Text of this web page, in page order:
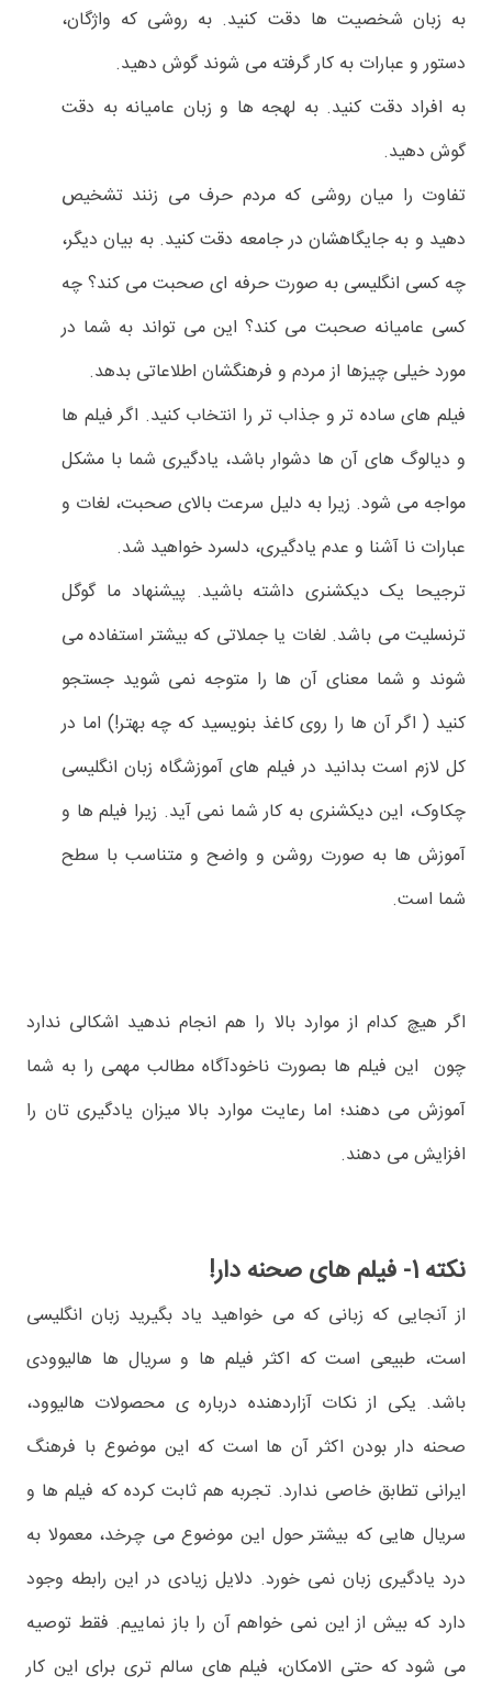
به زبان شخصیت ها دقت کنید. به روشی که واژگان،
دستور و عبارات به کار گرفته می شوند گوش دهید.
به افراد دقت کنید. به لهجه ها و زبان عامیانه به دقت
گوش دهید.
تفاوت را میان روشی که مردم حرف می زنند تشخیص
دهید و به جایگاهشان در جامعه دقت کنید. به بیان دیگر،
چه کسی انگلیسی به صورت حرفه ای صحبت می کند؟ چه
کسی عامیانه صحبت می کند؟ این می تواند به شما در
مورد خیلی چیزها از مردم و فرهنگشان اطلاعاتی بدهد.
فیلم های ساده تر و جذاب تر را انتخاب کنید. اگر فیلم ها
و دیالوگ های آن ها دشوار باشد، یادگیری شما با مشکل
مواجه می شود. زیرا به دلیل سرعت بالای صحبت، لغات و
عبارات نا آشنا و عدم یادگیری، دلسرد خواهید شد.
ترجیحا یک دیکشنری داشته باشید. پیشنهاد ما گوگل
ترنسلیت می باشد. لغات یا جملاتی که بیشتر استفاده می
شوند و شما معنای آن ها را متوجه نمی شوید جستجو
کنید ( اگر آن ها را روی کاغذ بنویسید که چه بهتر!) اما در
کل لازم است بدانید در فیلم های آموزشگاه زبان انگلیسی
چکاوک، این دیکشنری به کار شما نمی آید. زیرا فیلم ها و
آموزش ها به صورت روشن و واضح و متناسب با سطح
شما است.
اگر هیچ کدام از موارد بالا را هم انجام ندهید اشکالی ندارد
چون این فیلم ها بصورت ناخودآگاه مطالب مهمی را به شما
آموزش می دهند؛ اما رعایت موارد بالا میزان یادگیری تان را
افزایش می دهند.
نکته 1- فیلم های صحنه دار!
از آنجایی که زبانی که می خواهید یاد بگیرید زبان انگلیسی
است، طبیعی است که اکثر فیلم ها و سریال ها هالیوودی
باشد. یکی از نکات آزاردهنده درباره ی محصولات هالیوود،
صحنه دار بودن اکثر آن ها است که این موضوع با فرهنگ
ایرانی تطابق خاصی ندارد. تجربه هم ثابت کرده که فیلم ها و
سریال هایی که بیشتر حول این موضوع می چرخد، معمولا به
درد یادگیری زبان نمی خورد. دلایل زیادی در این رابطه وجود
دارد که بیش از این نمی خواهم آن را باز نماییم. فقط توصیه
می شود که حتی الامکان، فیلم های سالم تری برای این کار